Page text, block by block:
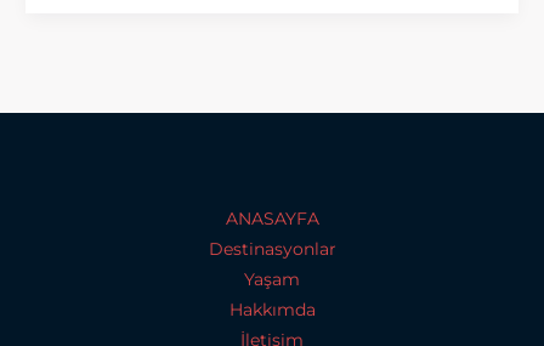
ANASAYFA
Destinasyonlar
Yaşam
Hakkımda
İletişim